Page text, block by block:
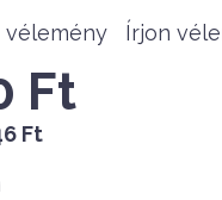
vélemény Írjon
Ft
Ft